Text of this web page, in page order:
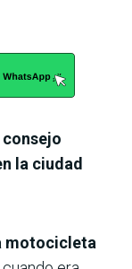
la ciudad
motocicleta